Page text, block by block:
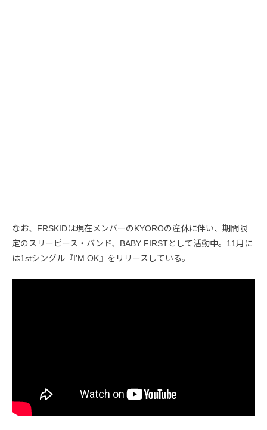
なお、FRSKIDは現在メンバーのKYOROの産休に伴い、期間限
定のスリーピース・バンド、BABY FIRSTとして活動中。11月に
は1stシングル『I’M OK』をリリースしている。